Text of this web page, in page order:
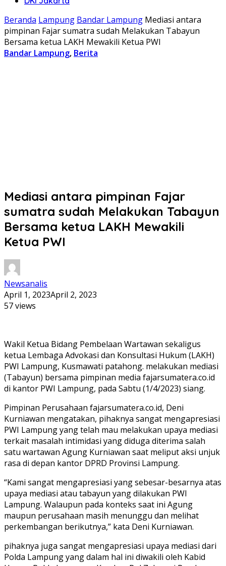
Beranda Lampung Bandar Lampung Mediasi antara
pimpinan Fajar sumatra sudah Melakukan Tabayun
Bersama ketua LAKH Mewakili Ketua PWI
Bandar Lampung, Berita
Mediasi antara pimpinan Fajar
sumatra sudah Melakukan Tabayun
Bersama ketua LAKH Mewakili
Ketua PWI
Newsanalis
April 1, 2023April 2, 2023
57 views
Wakil Ketua Bidang Pembelaan Wartawan sekaligus
ketua Lembaga Advokasi dan Konsultasi Hukum (LAKH)
PWI Lampung, Kusmawati patahong. melakukan mediasi
(Tabayun) bersama pimpinan media fajarsumatera.co.id
di kantor PWI Lampung, pada Sabtu (1/4/2023) siang.
Pimpinan Perusahaan fajarsumatera.co.id, Deni
Kurniawan mengatakan, pihaknya sangat mengapresiasi
PWI Lampung yang telah mau melakukan upaya mediasi
terkait masalah intimidasi yang diduga diterima salah
satu wartawan Agung Kurniawan saat meliput aksi unjuk
rasa di depan kantor DPRD Provinsi Lampung.
“Kami sangat mengapresiasi yang sebesar-besarnya atas
upaya mediasi atau tabayun yang dilakukan PWI
Lampung. Walaupun pada konteks saat ini Agung
maupun perusahaan masih menunggu dan melihat
perkembangan berikutnya,” kata Deni Kurniawan.
pihaknya juga sangat mengapresiasi upaya mediasi dari
Polda Lampung yang dalam hal ini diwakili oleh Kabid